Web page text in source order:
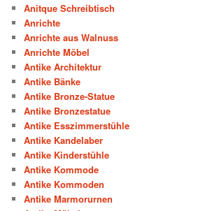
Anitque Schreibtisch
Anrichte
Anrichte aus Walnuss
Anrichte Möbel
Antike Architektur
Antike Bänke
Antike Bronze-Statue
Antike Bronzestatue
Antike Esszimmerstühle
Antike Kandelaber
Antike Kinderstühle
Antike Kommode
Antike Kommoden
Antike Marmorurnen